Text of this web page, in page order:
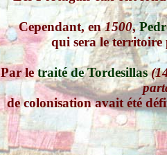
Cependant, en1500,
qui sera le
Par letraité de Tordesillas
de colonisation avait été